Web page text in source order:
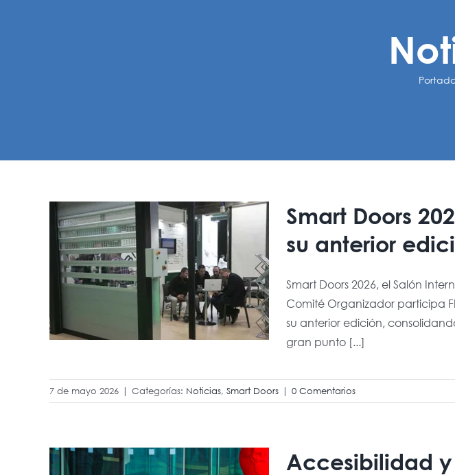
Smart Doors
su anterior
Smart Doors 2026, el Salón
Comité Organizador participa
su anterior edición,
gran punto [...]
7 de mayo 2026 | Categorías: Noticias, Smart Doors | 0 Comentarios
Accesibilidad